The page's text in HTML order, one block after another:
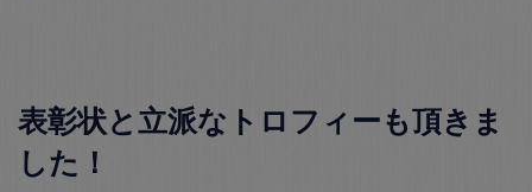
表彰状と立派なトロフィーも頂きま
した！